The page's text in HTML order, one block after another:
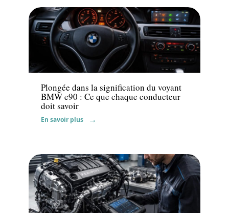
Plongée dans la signification du voyant
BMW e90 : Ce que chaque conducteur
doit savoir
En savoir plus
Actu